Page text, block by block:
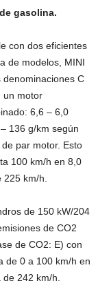
gasolina.
con dos eficientes
de modelos, MINI
C
un motor
6,6 – 6,0
136 g/km según
par motor. Esto
100 km/h en 8,0
225 km/h.
de 150 kW/204
de CO2
de CO2: E) con
de 0 a 100 km/h en
de 242 km/h.